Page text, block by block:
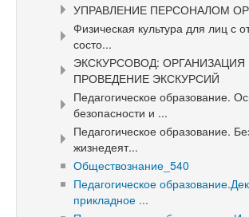
УПРАВЛЕНИЕ ПЕРСОНАЛОМ
Физическая культура для лиц с
состо...
ЭКСКУРСОВОД: ОРГАНИЗАЦИЯ
ПРОВЕДЕНИЕ ЭКСКУРСИЙ
Педагогическое образование.
безопасности и ...
Педагогическое образование.
жизнедеят...
Обществознание_540
Педагогическое
прикладное ...